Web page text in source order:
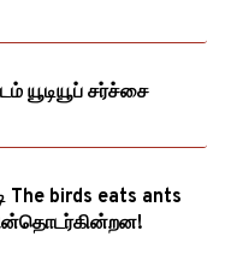
யூடியூப் சர்ச்சை
The birds eats ants